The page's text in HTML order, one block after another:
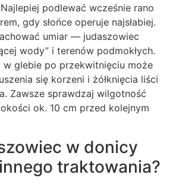
Najlepiej podlewać wcześnie rano
gdy słońce operuje najsłabiej.
umiar — judaszowiec
wody” i terenów podmokłych.
w glebie po przekwitnięciu może
się korzeni i żółknięcia liści
Zawsze sprawdzaj wilgotność
ok. 10 cm przed kolejnym
w donicy
traktowania?